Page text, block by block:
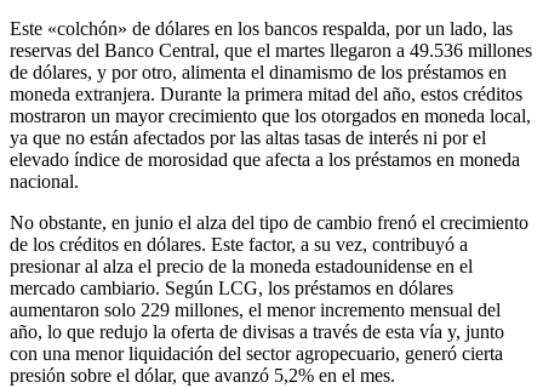
Este «colchón» de dólares en los bancos respalda, por un lado, las
reservas del Banco Central, que el martes llegaron a 49.536 millones
de dólares, y por otro, alimenta el dinamismo de los préstamos en
moneda extranjera. Durante la primera mitad del año, estos créditos
mostraron un mayor crecimiento que los otorgados en moneda local,
ya que no están afectados por las altas tasas de interés ni por el
elevado índice de morosidad que afecta a los préstamos en moneda
nacional.
No obstante, en junio el alza del tipo de cambio frenó el crecimiento
de los créditos en dólares. Este factor, a su vez, contribuyó a
presionar al alza el precio de la moneda estadounidense en el
mercado cambiario. Según LCG, los préstamos en dólares
aumentaron solo 229 millones, el menor incremento mensual del
año, lo que redujo la oferta de divisas a través de esta vía y, junto
con una menor liquidación del sector agropecuario, generó cierta
presión sobre el dólar, que avanzó 5,2% en el mes.